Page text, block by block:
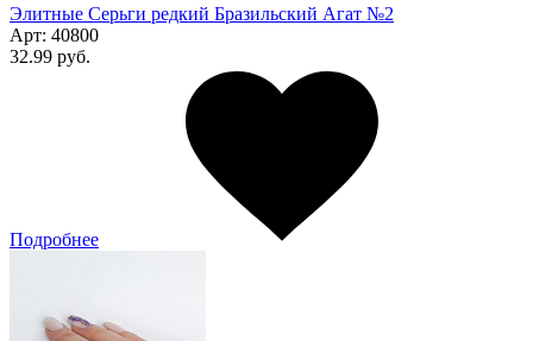
Элитные Серьги редкий Бразильский Агат №2
Арт: 40800
32.99 руб.
Подробнее